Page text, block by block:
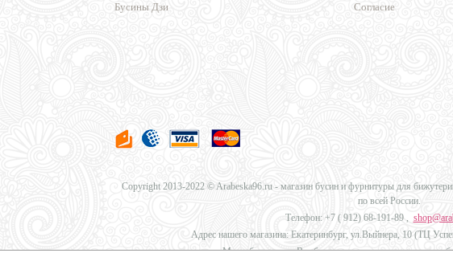
Бусины Дзи
Согласие
Copyright 2013-2022 © Arabeska96.ru - магазин бусин и фурнитуры для
по всей России.
Телефон: +7 ( 912) 68-191-89,
Адрес нашего магазина: Екатеринбург, ул.Выйнера, 10 (ТЦ